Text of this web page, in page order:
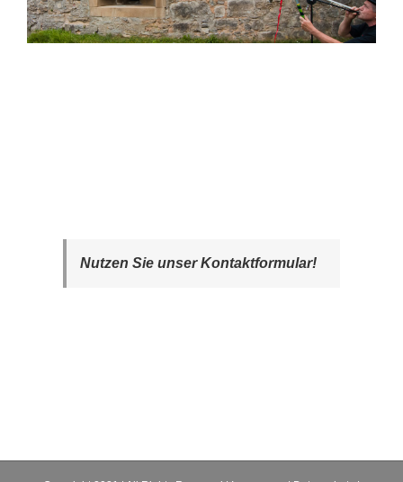
Nutzen Sie unser Kontaktformular!